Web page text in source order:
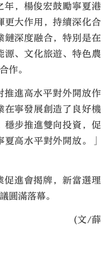
年，楊俊宏鼓勵寧夏港
更大作用，持續深化合
鏈深度融合，特別是在
源、文化旅遊、特色農
作。
推進高水平對外開放作
在寧發展創造了良好機
穩步推進雙向投資，促
高水平對外開放。」
促進會揭牌，新當選理
議圓滿落幕。
/薛